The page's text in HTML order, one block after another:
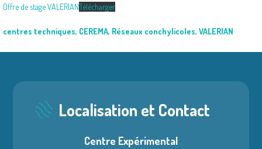
Offre de stage VALERIANTélécharger
centres techniques, CEREMA, Réseaux conchylicoles, VALERIAN
Localisation et Contact
Centre Expérimental